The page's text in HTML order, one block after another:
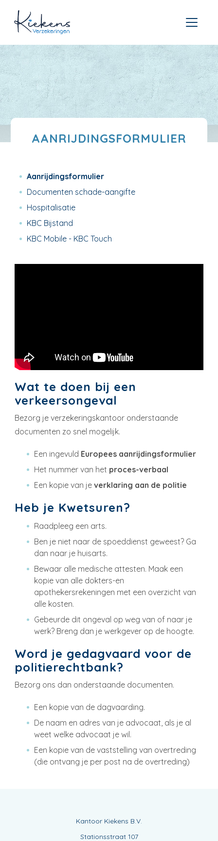
AANRIJDINGSFORMULIER
Aanrijdingsformulier
Documenten schade-aangifte
Hospitalisatie
KBC Bijstand
KBC Mobile - KBC Touch
Wat te doen bij een
verkeersongeval
Bezorg je verzekeringskantoor onderstaande
documenten zo snel mogelijk.
Een ingevuld Europees aanrijdingsformulier
Het nummer van het proces-verbaal
Een kopie van je verklaring aan de politie
Heb je Kwetsuren?
Raadpleeg een arts.
Ben je niet naar de spoeddienst geweest? Ga
dan naar je huisarts.
Bewaar alle medische attesten. Maak een
kopie van alle dokters-en
apothekersrekeningen met een overzicht van
alle kosten.
Gebeurde dit ongeval op weg van of naar je
werk? Breng dan je werkgever op de hoogte.
Word je gedagvaard voor de
politierechtbank?
Bezorg ons dan onderstaande documenten.
Een kopie van de dagvaarding.
De naam en adres van je advocaat, als je al
weet welke advocaat je wil.
Een kopie van de vaststelling van overtreding
(die ontvang je per post na de overtreding)
Kantoor Kiekens B.V.
Stationsstraat 107